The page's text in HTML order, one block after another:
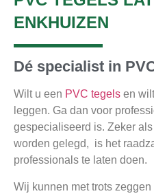
ENKHUIZEN
Dé specialist in
Wilt u een PVC tegels en
leggen. Ga dan voor
gespecialiseerd is. Zeker
worden gelegd, is het
professionals te laten doen.
Wij kunnen met trots